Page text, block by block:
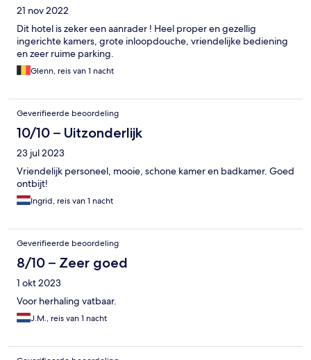
21 nov 2022
Dit hotel is zeker een aanrader ! Heel proper en gezellig
ingerichte kamers, grote inloopdouche, vriendelijke bediening
en zeer ruime parking.
Glenn, reis van 1 nacht
Geverifieerde beoordeling
10/10 – Uitzonderlijk
23 jul 2023
Vriendelijk personeel, mooie, schone kamer en badkamer. Goed
ontbijt!
Ingrid, reis van 1 nacht
Geverifieerde beoordeling
8/10 – Zeer goed
1 okt 2023
Voor herhaling vatbaar.
J.M., reis van 1 nacht